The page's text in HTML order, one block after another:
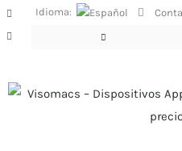
Saltar
al
FacebookIdioma: